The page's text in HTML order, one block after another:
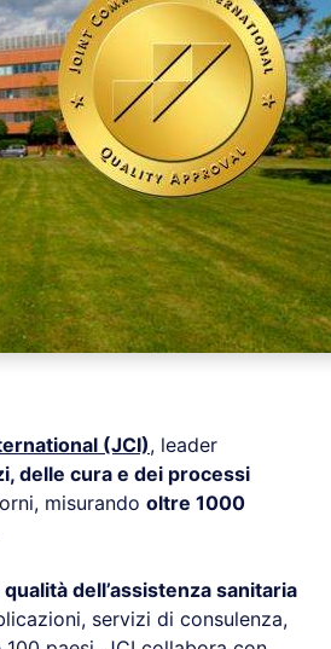
(JCI), leader
delle cura e dei processi
misurando oltre 1000
qualità dell’assistenza sanitaria
servizi di consulenza,